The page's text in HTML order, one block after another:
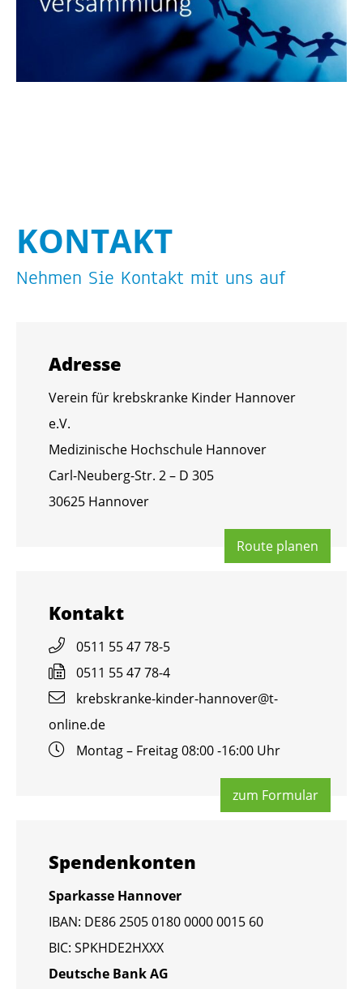
KON­TAKT
Neh­men Sie Kon­takt mit uns auf
Adres­se
Ver­ein für krebs­kran­ke Kin­der Han­no­ver
e.V.
Me­di­zi­ni­sche Hoch­schu­le Han­no­ver
Carl-Neu­berg-Str. 2 – D 305
30625 Han­no­ver
Route pla­nen
Kon­takt
0511 55 47 78-5
0511 55 47 78-4
krebs­kran­ke-kin­der-han­no­ver@​t-​
online.​de
Mon­tag – Frei­tag 08:00 -16:00 Uhr
zum For­mu­lar
Spen­den­kon­ten
Spar­kas­se Han­no­ver
IBAN: DE86 2505 0180 0000 0015 60
BIC: SPKHDE2HXXX
Deut­sche Bank AG